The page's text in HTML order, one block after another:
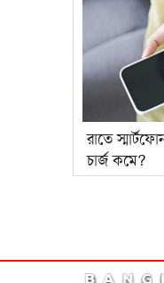
রাতে
চার্জ কমে?